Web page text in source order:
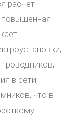
расчет
повышенная
в сети,
что в